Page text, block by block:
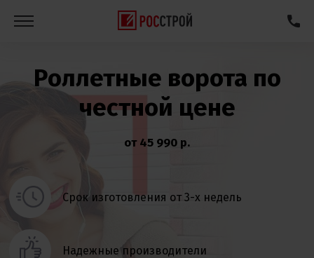
Роллетные ворота по
честной цене
от 45 990 р.
Срок изготовления от 3-х недель
Надежные производители